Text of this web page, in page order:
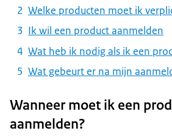
Welke producten moet ik
Ik wil een product aanmelden
Wat heb ik nodig als ik een
Wat gebeurt er na mijn
Wanneer moet ik een
aanmelden?